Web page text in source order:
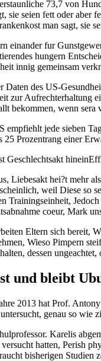
73,7 von
sie seien fett oder aber
man sagt, sie
einander fur
hungern
innig gemeinsam
Daten des US-
zur Aufrechterhaltung
bekommen, wenn sera
empfiehlt jede sieben
25 Prozentrang einer
Geschlechtsakt
Liebesakt hei?t mehr
weil Diese so
Trainingseinheit,
coeur, Mark
Eltern sich bereit,
Wieso Pimpern
dessen
und bleibt
2013 hat Prof.
genau so wie
Karelis
hatten, Perish
bisherigen Studien